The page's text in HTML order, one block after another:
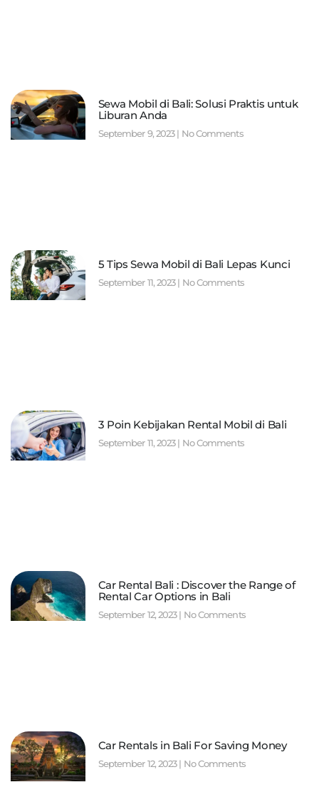
Sewa Mobil di Bali: Solusi Praktis untuk
Liburan Anda
September 9, 2023 No Comments
5 Tips Sewa Mobil di Bali Lepas Kunci
September 11, 2023 No Comments
3 Poin Kebijakan Rental Mobil di Bali
September 11, 2023 No Comments
Car Rental Bali : Discover the Range of
Rental Car Options in Bali
September 12, 2023 No Comments
Car Rentals in Bali For Saving Money
September 12, 2023 No Comments